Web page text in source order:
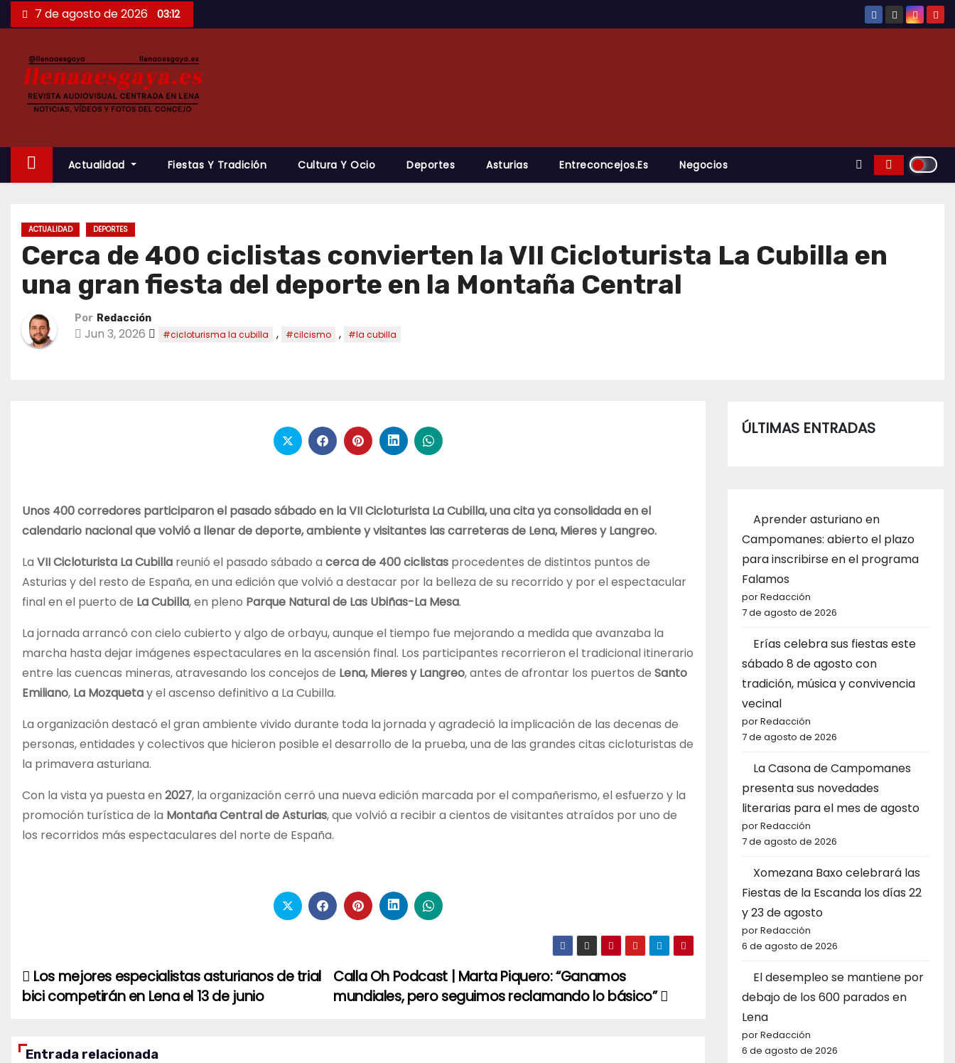
Saltar
al
7 de agosto de 2026 03:12
Actualidad Fiestas Y Tradición Cultura Y Ocio Deportes Asturias Entreconcejos.es Negocios
ACTUALIDAD DEPORTES
Cerca de 400 ciclistas convierten la VII Cicloturista La Cubilla en
una gran fiesta del deporte en la Montaña Central
Por Redacción
Jun 3, 2026 #cicloturisma la cubilla , #cilcismo , #la cubilla
Unos 400 corredores participaron el pasado sábado en la VII Cicloturista La Cubilla, una cita ya consolidada en el
calendario nacional que volvió a llenar de deporte, ambiente y visitantes las carreteras de Lena, Mieres y Langreo.
La VII Cicloturista La Cubilla reunió el pasado sábado a cerca de 400 ciclistas procedentes de distintos puntos de
Asturias y del resto de España, en una edición que volvió a destacar por la belleza de su recorrido y por el espectacular
final en el puerto de La Cubilla, en pleno Parque Natural de Las Ubiñas-La Mesa.
La jornada arrancó con cielo cubierto y algo de orbayu, aunque el tiempo fue mejorando a medida que avanzaba la
marcha hasta dejar imágenes espectaculares en la ascensión final. Los participantes recorrieron el tradicional itinerario
entre las cuencas mineras, atravesando los concejos de Lena, Mieres y Langreo, antes de afrontar los puertos de Santo
Emiliano, La Mozquetay el ascenso definitivo a La Cubilla.
La organización destacó el gran ambiente vivido durante toda la jornada y agradeció la implicación de las decenas de
personas, entidades y colectivos que hicieron posible el desarrollo de la prueba, una de las grandes citas cicloturistas de
la primavera asturiana.
Con la vista ya puesta en 2027, la organización cerró una nueva edición marcada por el compañerismo, el esfuerzo y la
promoción turística de la Montaña Central de Asturias, que volvió a recibir a cientos de visitantes atraídos por uno de
los recorridos más espectaculares del norte de España.
Navegación
de
entradas
Calla Oh Podcast | Marta Piquero: “Ganamos
mundiales, pero seguimos reclamando lo básico”
Los mejores especialistas asturianos de trial
bici competirán en Lena el 13 de junio
Entrada relacionada
ÚLTIMAS ENTRADAS
Aprender asturiano en
Campomanes: abierto el plazo
para inscribirse en el programa
Falamos
por Redacción
7 de agosto de 2026
Erías celebra sus fiestas este
sábado 8 de agosto con
tradición, música y convivencia
vecinal
por Redacción
7 de agosto de 2026
La Casona de Campomanes
presenta sus novedades
literarias para el mes de agosto
por Redacción
7 de agosto de 2026
Xomezana Baxo celebrará las
Fiestas de la Escanda los días 22
y 23 de agosto
por Redacción
6 de agosto de 2026
El desempleo se mantiene por
debajo de los 600 parados en
Lena
por Redacción
6 de agosto de 2026